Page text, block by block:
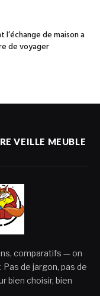
l’échange de maison a
de voyager
VEILLE MEUBLE
comparatifs — on
de jargon, pas de
bien choisir, bien